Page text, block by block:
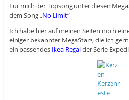
Für mich der Topsong unter diesen
dem Song „No Limit“
Ich habe hier auf meinen Seiten noch
einiger bekannter MegaStars, die ich
ein passendes Ikea Regalder Serie